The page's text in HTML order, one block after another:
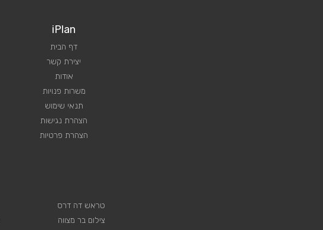
iPlan
דף הבית
יצירת קשר
אודות
משרות פנויות
תנאי שימוש
הצהרת נגישות
הצהרת פרטיות
טראש דה דרס
צילום בר מצווה